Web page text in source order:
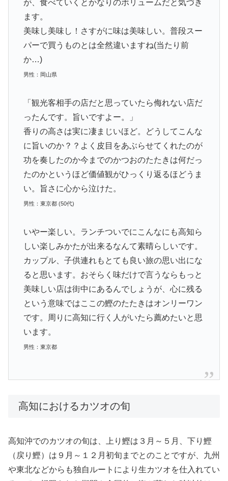
が、食べていくとかなりのボリュームだと気づき
ます。
美味し美味し！さすがに味は美味しい。普段スー
パーで買うものとは全然違いますね(当たり前
か…)
男性：岡山県
「観光客相手の店だと思っていたら侮れない店だ
ったんです。旨いですよー。」
香りの高さは実に凄まじいほど。どうしてこんな
に旨いのか？？よく皮目をあぶらせてくれたのが
功を奏したのか今までのかつおのたたきは何だっ
たのかというほど価値観がひっくり返るほどうま
い。旨さに心から泣けた。
男性：東京都 (50代)
いやー楽しい。ランチついでにこんなにも高知ら
しい楽しみかたが出来るなんて素晴らしいです。
カップル、子供連れもとても良い旅の思い出にな
ると思います。おそらく味だけで言うならもっと
美味しい店は街中にあるんでしょうが、心に残る
という意味ではここの鰹のたたきはオンリーワン
です。周りに高知に行く人がいたら薦めたいと思
います。
男性：東京都
高知におけるカツオの旬
高知沖でのカツオの旬は、上り鰹は３月～５月、下り鰹
（戻り鰹）は９月～１２月初旬までとのことですが、九州
や東北などからも独自ルートにより生カツオを仕入れてい